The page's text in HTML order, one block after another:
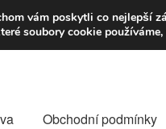
Kč
Obchodní podmínky
vám poskytli co nejlepší
soubory cookie